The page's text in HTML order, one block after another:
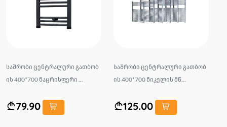
საშრობი ცენტრალური გათბობ
ის 400*700 ნაცრისფერი ...
79.90
საშრობი ცენტრალური გათბობ
ის 400*700 ნიკელის მწ...
125.00